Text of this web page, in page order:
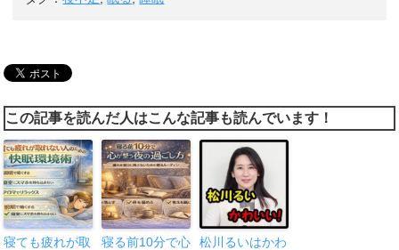
この記事を読んだ人はこんな記事も読んでいます！
寝ても疲れが取
寝る前10分で心
松川るいはかわ